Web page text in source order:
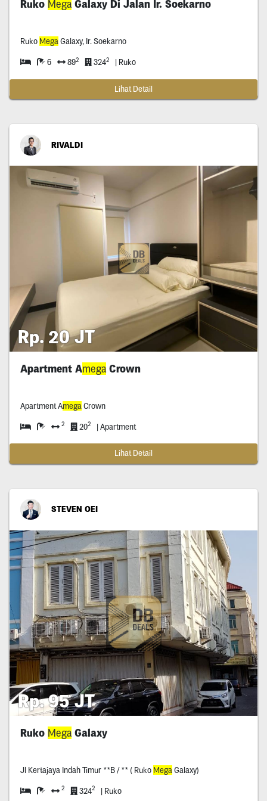
Ruko MegaGalaxy Di Jalan Ir. Soekarno
Ruko Mega Galaxy, Ir. Soekarno
6 892 3242 | Ruko
Lihat Detail
RIVALDI
Rp. 20 JT
Apartment AmegaCrown
Apartment Amega Crown
2 202 | Apartment
Lihat Detail
STEVEN OEI
Rp. 95 JT
Ruko MegaGalaxy
Jl Kertajaya Indah Timur **B / ** ( Ruko Mega Galaxy)
2 3242 | Ruko